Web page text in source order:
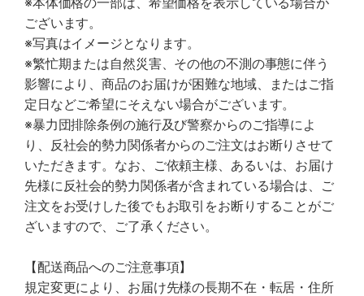
ございます。
※写真はイメージとなります。
※繁忙期または自然災害、その他の不測の事態に伴う
影響により、商品のお届けが困難な地域、またはご指
定日などご希望にそえない場合がございます。
※暴力団排除条例の施行及び警察からのご指導によ
り、反社会的勢力関係者からのご注文はお断りさせて
いただきます。なお、ご依頼主様、あるいは、お届け
先様に反社会的勢力関係者が含まれている場合は、ご
注文をお受けした後でもお取引をお断りすることがご
ざいますので、ご了承ください。
【配送商品へのご注意事項】
規定変更により、お届け先様の長期不在・転居・住所